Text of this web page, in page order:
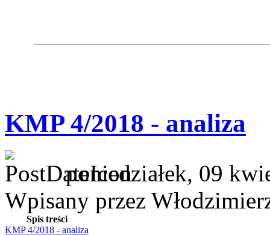
KMP 4/2018 - analiza
poniedziałek, 09
Wpisany przez
Spis treści
KMP 4/2018 - analiza